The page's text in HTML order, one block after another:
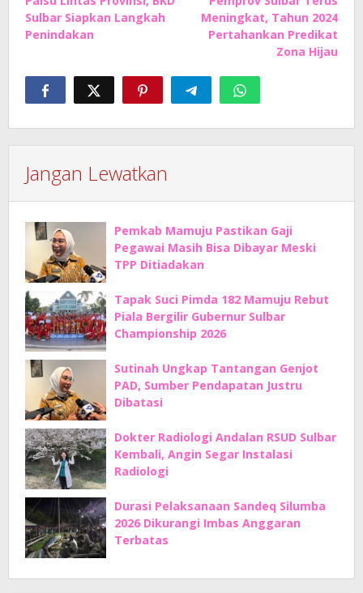
Sulbar Siapkan Langkah
Penindakan
Meningkat, Tahun 2024
Pertahankan Predikat
Zona Hijau
Jangan Lewatkan
Pemkab Mamuju Pastikan Gaji
Pegawai Masih Bisa Dibayar Meski
TPP Ditiadakan
Tapak Suci Pimda 182 Mamuju Rebut
Piala Bergilir Gubernur Sulbar
Championship 2026
Sutinah Ungkap Tantangan Genjot
PAD, Sumber Pendapatan Justru
Dibatasi
Dokter Radiologi Andalan RSUD Sulbar
Kembali, Angin Segar Instalasi
Radiologi
Durasi Pelaksanaan Sandeq Silumba
2026 Dikurangi Imbas Anggaran
Terbatas